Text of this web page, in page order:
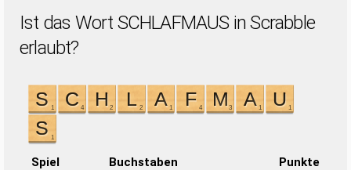
Ist das Wort SCHLAFMAUS in Scrabble
erlaubt?
Spiel Buchstaben Punkte